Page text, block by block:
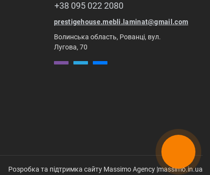
+38 095 022 2080
prestigehouse.mebli.laminat@gmail.com
Волинська область, Рованці, вул.
Лугова, 70
Розробка та підтримка сайту Massimo Agency |massimo.in.ua